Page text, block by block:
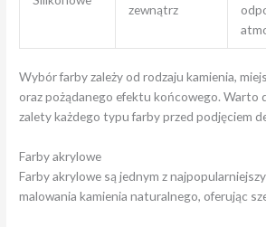
zewnątrz
Wybór farby zależy od rodzaju kamienia,
oraz pożądanego efektu końcowego. Warto
zalety każdego typu farby przed podjęciem
Farby akrylowe
Farby akrylowe są jednym z
malowania kamienia naturalnego, oferując